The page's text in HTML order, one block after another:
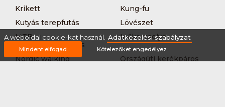
Krikett
Kung-fu
Kutyás terepfutás
Lövészet
MTB-
hegyikerékpározás
Műkorcsolya
Nordic walking
Országúti kerékpáros
A weboldal cookie-kat használ. Adatkezelési szabályzat
Mindent elfogad Kötelezőket engedélyez